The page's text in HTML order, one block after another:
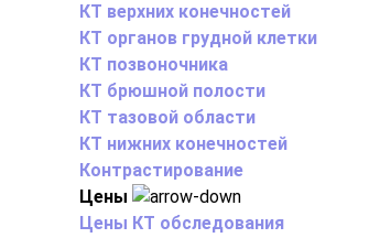
КТ верхних конечностей
КТ органов грудной клетки
КТ позвоночника
КТ брюшной полости
КТ тазовой области
КТ нижних конечностей
Контрастирование
Цены
Цены КТ обследования